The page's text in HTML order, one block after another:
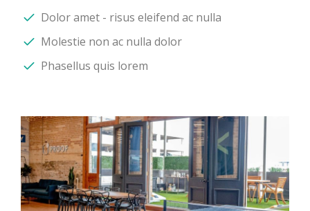
Dolor amet - risus eleifend ac nulla
Molestie non ac nulla dolor
Phasellus quis lorem